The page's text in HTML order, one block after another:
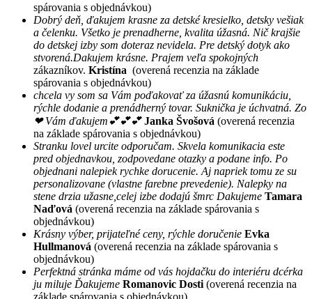
spárovania s objednávkou)
Dobrý deň, ďakujem krasne za detské kresielko, detsky vešiak
a čelenku. Všetko je prenadherne, kvalita úžasná. Nič krajšie
do detskej izby som doteraz nevidela. Pre detský dotyk ako
stvorená.Dakujem krásne. Prajem veľa spokojných
zákazníkov. Kristína (overená recenzia na základe
spárovania s objednávkou)
chcela vy som sa Vám poďakovať za úžasnú komunikáciu,
rýchle dodanie a prenádherný tovar. Suknička je úchvatná. Zo
❤ Vám ďakujem💕💕💕 Janka Švošová (overená recenzia
na základe spárovania s objednávkou)
Stranku lovel urcite odporučam. Skvela komunikacia este
pred objednavkou, zodpovedane otazky a podane info. Po
objednani nalepiek rychke dorucenie. Aj napriek tomu ze su
personalizovane (vlastne farebne prevedenie). Nalepky na
stene drzia užasne,celej izbe dodajú šmrc Dakujeme Tamara
Naďová (overená recenzia na základe spárovania s
objednávkou)
Krásny výber, prijateľné ceny, rýchle doručenie Evka
Hullmanová (overená recenzia na základe spárovania s
objednávkou)
Perfektná stránka máme od vás hojdačku do interiéru dcérka
ju miluje Ďakujeme Romanovic Dosti (overená recenzia na
základe spárovania s objednávkou)